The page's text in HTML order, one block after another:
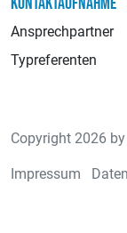
Ansprechpartner
Typreferenten
Copyright 2026
Impressum